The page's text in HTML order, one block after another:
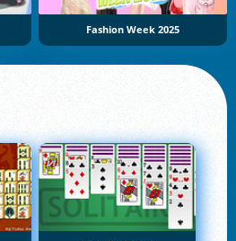
Fashion Week 2025